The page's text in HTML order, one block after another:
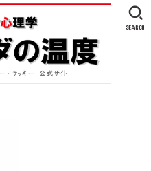
SEARCH